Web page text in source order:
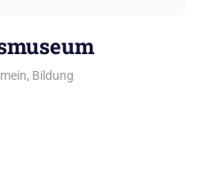
, Bildung